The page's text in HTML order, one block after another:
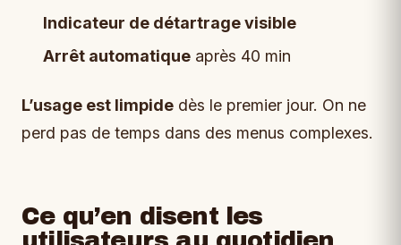
Indicateur de détartrage visible
Arrêt automatique après 40 min
L’usage est limpide dès le premier jour. On ne
perd pas de temps dans des menus complexes.
Ce qu’en disent les